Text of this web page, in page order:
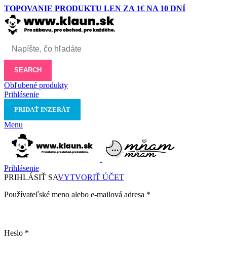
TOPOVANIE PRODUKTU LEN ZA 1€ NA 10 DNÍ
SEARCH
Obľubené produkty
Prihlásenie
PRIDAŤ INZERÁT
Menu
Prihlásenie
PRIHLÁSIŤ SAVYTVORIŤ ÚČET
Používateľské meno alebo e-mailová adresa *
Heslo *